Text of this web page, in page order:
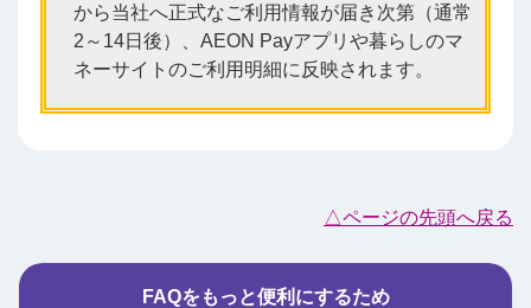
から当社へ正式なご利用情報が届き次第（通常
2～14日後）、AEON Payアプリや暮らしのマ
ネーサイトのご利用明細に反映されます。
△ページの先頭へ戻る
FAQをもっと便利にするため